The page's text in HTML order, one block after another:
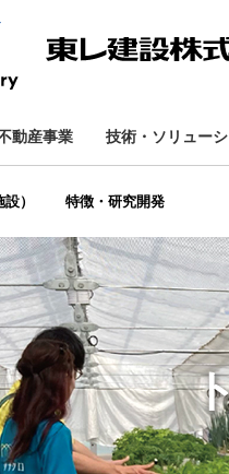
動産事業 技術・ソリュー
） 特徴・研究開発